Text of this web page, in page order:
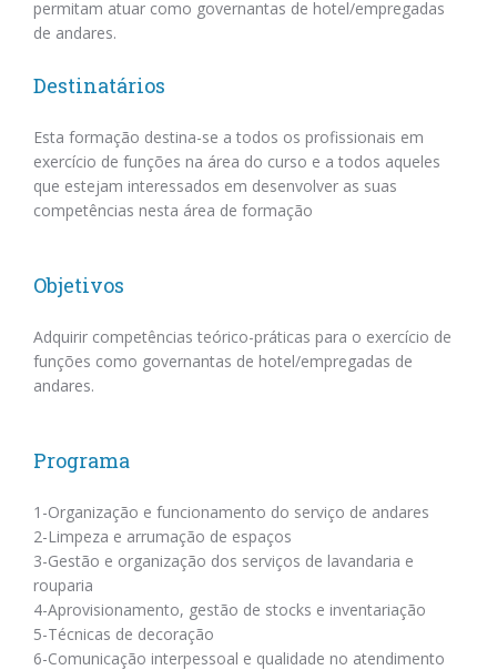
permitam atuar como governantas de hotel/empregadas
de andares.
Destinatários
Esta formação destina-se a todos os profissionais em
exercício de funções na área do curso e a todos aqueles
que estejam interessados em desenvolver as suas
competências nesta área de formação
Objetivos
Adquirir competências teórico-práticas para o exercício de
funções como governantas de hotel/empregadas de
andares.
Programa
1-Organização e funcionamento do serviço de andares
2-Limpeza e arrumação de espaços
3-Gestão e organização dos serviços de lavandaria e
rouparia
4-Aprovisionamento, gestão de stocks e inventariação
5-Técnicas de decoração
6-Comunicação interpessoal e qualidade no atendimento